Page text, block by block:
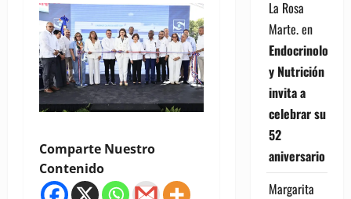
Comparte Nuestro
Contenido
La Rosa
Marte.en
Endocrinología
y Nutrición
invita a
celebrar su
52
aniversario
Margarita